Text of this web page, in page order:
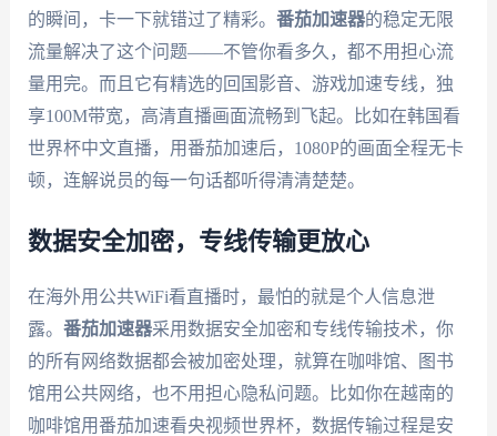
的瞬间，卡一下就错过了精彩。 番茄加速器的稳定无限
流量解决了这个问题——不管你看多久，都不用担心流
量用完。而且它有精选的回国影音、游戏加速专线，独
享100M带宽，高清直播画面流畅到飞起。比如在韩国看
世界杯中文直播，用番茄加速后，1080P的画面全程无卡
顿，连解说员的每一句话都听得清清楚楚。
数据安全加密，专线传输更放心
在海外用公共WiFi看直播时，最怕的就是个人信息泄
露。 番茄加速器采用数据安全加密和专线传输技术，你
的所有网络数据都会被加密处理，就算在咖啡馆、图书
馆用公共网络，也不用担心隐私问题。比如你在越南的
咖啡馆用番茄加速看央视频世界杯，数据传输过程是安